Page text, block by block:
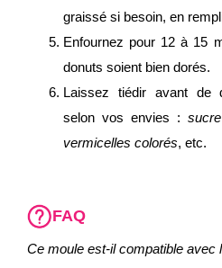
graissé si besoin, en
Enfournez pour 12 à 15
donuts soient bien dorés.
Laissez tiédir avant de
selon vos envies :
vermicelles colorés, etc.
FAQ
Ce moule est-il compatible avec